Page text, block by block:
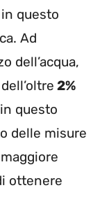
questo
Ad
dell’acqua,
2%
questo
delle misure
ottenere